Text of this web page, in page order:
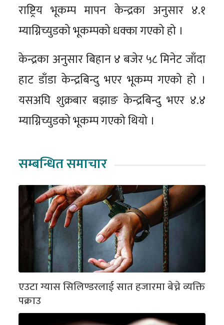
राष्ट्रिय भूकम्प मापन केन्द्रका अनुसार ४.१
म्याग्निच्युडको भूकम्पको धक्का गएको हो ।
केन्द्रका अनुसार बिहान ४ बजेर ५८ मिनेट जाँदा
हाट डाँडा केन्द्रबिन्दु भएर भूकम्प गएको हो ।
यसअघि शुक्रबार बझाङ केन्द्रबिन्दु भएर ४.४
म्याग्निच्युडको भूकम्प गएको थियो ।
सम्बन्धित समाचार
एउटा ग्यास सिलिण्डरलाई सात हजारमा बेच्ने व्यक्ति
पक्राउ